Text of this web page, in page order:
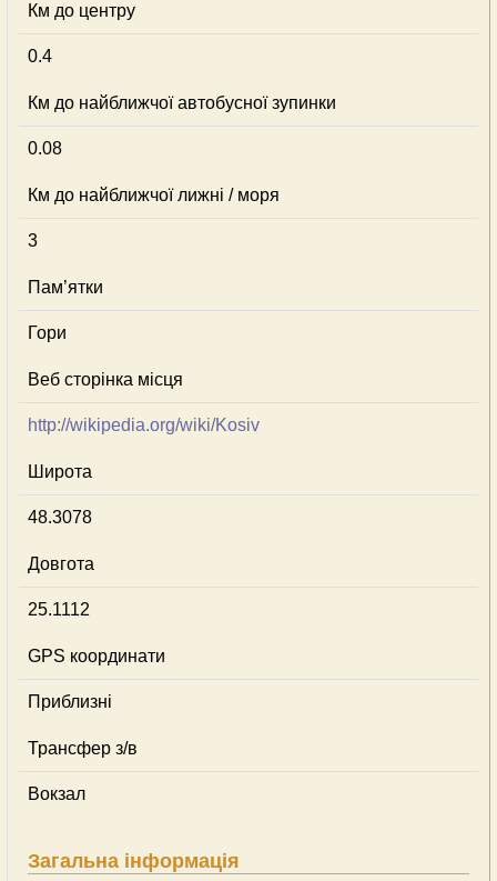
Км до центру
0.4
Км до найближчої автобусної зупинки
0.08
Км до найближчої лижні / моря
3
Пам’ятки
Гори
Веб сторінка місця
http://wikipedia.org/wiki/Kosiv
Широта
48.3078
Довгота
25.1112
GPS координати
Приблизні
Трансфер з/в
Вокзал
Загальна інформація